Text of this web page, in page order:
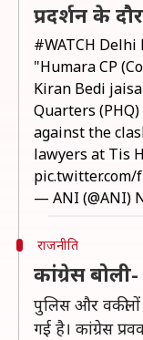
प्रदर्शन के
#WATCH Delhi
"Humara CP
Kiran Bedi
Quarters
against the
lawyers at Tis
pic.twitter.com/
— ANI (@ANI)
राजनीति
कांग्रेस
पुलिस और
गई है। कांग्रेस